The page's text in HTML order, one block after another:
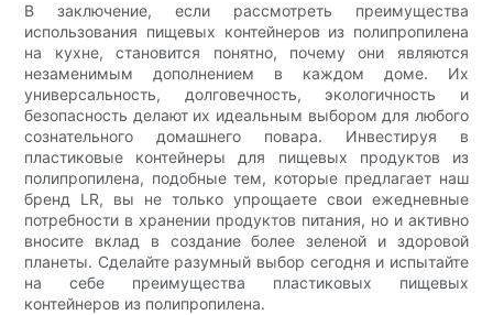
В заключение, если рассмотреть преимущества
использования пищевых контейнеров из полипропилена
на кухне, становится понятно, почему они являются
незаменимым дополнением в каждом доме. Их
универсальность, долговечность, экологичность и
безопасность делают их идеальным выбором для любого
сознательного домашнего повара. Инвестируя в
пластиковые контейнеры для пищевых продуктов из
полипропилена, подобные тем, которые предлагает наш
бренд LR, вы не только упрощаете свои ежедневные
потребности в хранении продуктов питания, но и активно
вносите вклад в создание более зеленой и здоровой
планеты. Сделайте разумный выбор сегодня и испытайте
на себе преимущества пластиковых пищевых
контейнеров из полипропилена.